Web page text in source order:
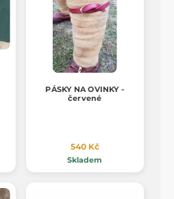
PÁSKY NA OVINKY -
červené
540 Kč
Skladem